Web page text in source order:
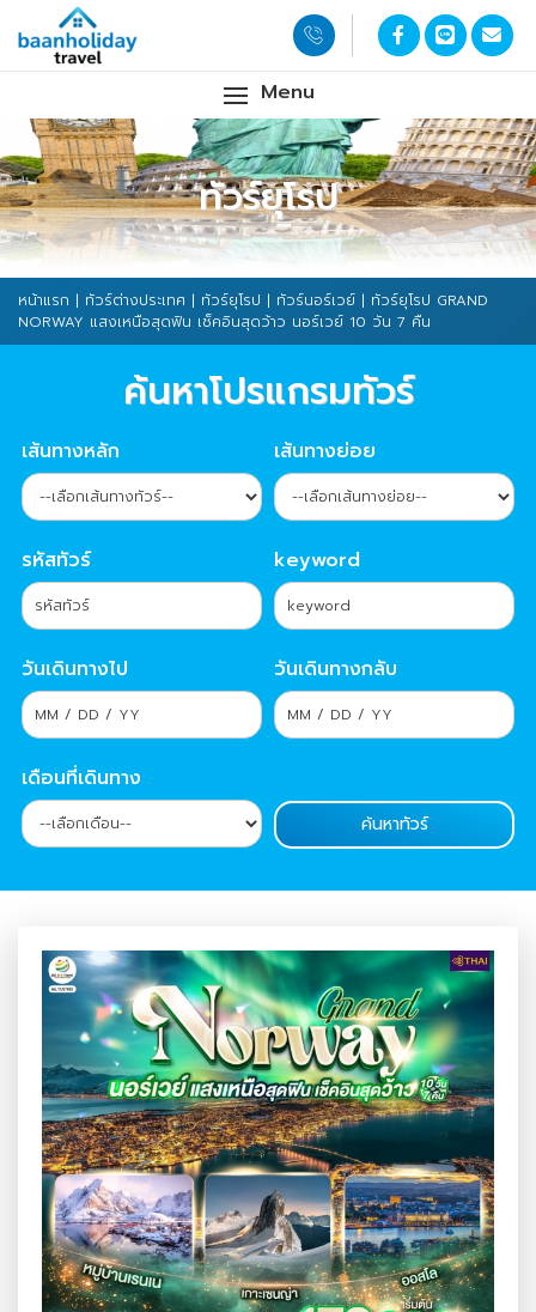
Menu
ทัวร์ยุโรป
หน้าแรก | ทัวร์ต่างประเทศ | ทัวร์ยุโรป | ทัวร์นอร์เวย์ | ทัวร์ยุโรป GRAND
NORWAY แสงเหนือสุดฟิน เช็คอินสุดว้าว นอร์เวย์ 10 วัน 7 คืน
ค้นหาโปรแกรมทัวร์
เส้นทางหลัก เส้นทางย่อย
รหัสทัวร์ keyword
วันเดินทางไป วันเดินทางกลับ
เดือนที่เดินทาง